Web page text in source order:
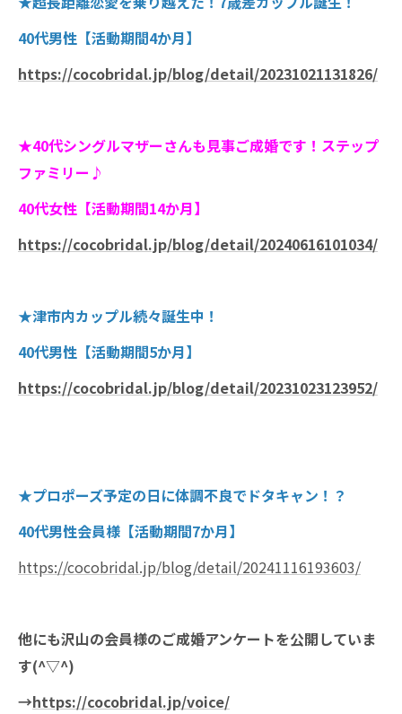
40代男性【活動期間4か月】
https://cocobridal.jp/blog/detail/20231021131826/
★40代シングルマザーさんも見事ご成婚です！ステップ
ファミリー♪
40代女性【活動期間14か月】
https://cocobridal.jp/blog/detail/20240616101034/
★津市内カップル続々誕生中！
40代男性【活動期間5か月】
https://cocobridal.jp/blog/detail/20231023123952/
★プロポーズ予定の日に体調不良でドタキャン！？
40代男性会員様【活動期間7か月】
https://cocobridal.jp/blog/detail/20241116193603/
他にも沢山の会員様のご成婚アンケートを公開していま
す(^▽^)
→https://cocobridal.jp/voice/